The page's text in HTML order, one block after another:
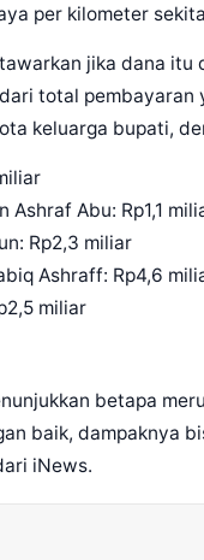
per kilometer
jika dana itu
total
keluarga bupati,
Abu: Rp1,1
Rp2,3 miliar
Ashraff: Rp4,6
miliar
betapa
baik, dampaknya
iNews.